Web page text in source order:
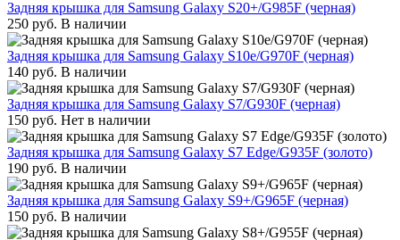
Задняя крышка для Samsung Galaxy S20+/G985F (черная)
250 руб. В наличии
Задняя крышка для Samsung Galaxy S10e/G970F (черная)
140 руб. В наличии
Задняя крышка для Samsung Galaxy S7/G930F (черная)
150 руб. Нет в наличии
Задняя крышка для Samsung Galaxy S7 Edge/G935F (золото)
190 руб. В наличии
Задняя крышка для Samsung Galaxy S9+/G965F (черная)
150 руб. В наличии